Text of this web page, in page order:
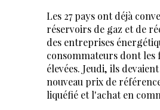
Les 27 pays ont déjà
réservoirs de gaz et de
des entreprises
consommateurs dont
élevées. Jeudi, ils
nouveau prix de
liquéfié et l'achat en